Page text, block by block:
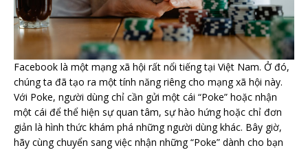
Facebook là một mạng xã hội rất nổi tiếng tại Việt Nam. Ở đó,
chúng ta đã tạo ra một tính năng riêng cho mạng xã hội này.
Với Poke, người dùng chỉ cần gửi một cái “Poke” hoặc nhận
một cái để thể hiện sự quan tâm, sự hào hứng hoặc chỉ đơn
giản là hình thức khám phá những người dùng khác. Bây giờ,
hãy cùng chuyển sang việc nhận những “Poke” dành cho bạn